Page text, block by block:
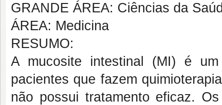
GRANDE ÁREA: Ciências da
ÁREA: Medicina
RESUMO:
A mucosite intestinal (MI) é
pacientes que fazem
não possui tratamento eficaz.